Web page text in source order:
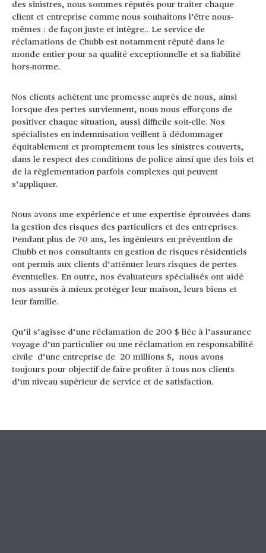
des sinistres, nous sommes réputés pour traiter chaque
client et entreprise comme nous souhaitons l’être nous-
mêmes : de façon juste et intègre.. Le service de
réclamations de Chubb est notamment réputé dans le
monde entier pour sa qualité exceptionnelle et sa fiabilité
hors-norme.
Nos clients achètent une promesse auprès de nous, ainsi
lorsque des pertes surviennent, nous nous efforçons de
positiver chaque situation, aussi difficile soit-elle. Nos
spécialistes en indemnisation veillent à dédommager
équitablement et promptement tous les sinistres couverts,
dans le respect des conditions de police ainsi que des lois et
de la règlementation parfois complexes qui peuvent
s’appliquer.
Nous avons une expérience et une expertise éprouvées dans
la gestion des risques des particuliers et des entreprises.
Pendant plus de 70 ans, les ingénieurs en prévention de
Chubb et nos consultants en gestion de risques résidentiels
ont permis aux clients d’atténuer leurs risques de pertes
éventuelles. En outre, nos évaluateurs spécialisés ont aidé
nos assurés à mieux protéger leur maison, leurs biens et
leur famille.
Qu’il s’agisse d’une réclamation de 200 $ liée à l’assurance
voyage d’un particulier ou une réclamation en responsabilité
civile d’une entreprise de 20 millions $, nous avons
toujours pour objectif de faire profiter à tous nos clients
d’un niveau supérieur de service et de satisfaction.